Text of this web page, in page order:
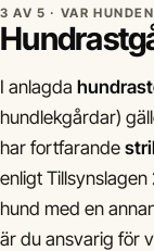
3 AV 5 · VAR
I anlagda
hundlekgårdar)
har fortfarande
enligt Tillsynslagen
hund med en
är du ansvarig för